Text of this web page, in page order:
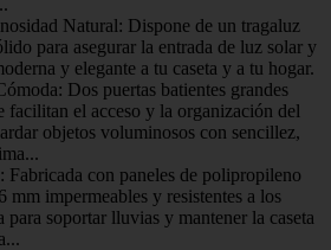
Natural: Dispone de un tragaluz
para asegurar la entrada de luz solar y
y elegante a tu caseta y a tu hogar.
Dos puertas batientes grandes
facilitan el acceso y la organización del
objetos voluminosos con sencillez,
Fabricada con paneles de polipropileno
mm impermeables y resistentes a los
para soportar lluvias y mantener la caseta